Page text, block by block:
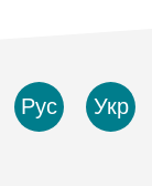
Рус Укр